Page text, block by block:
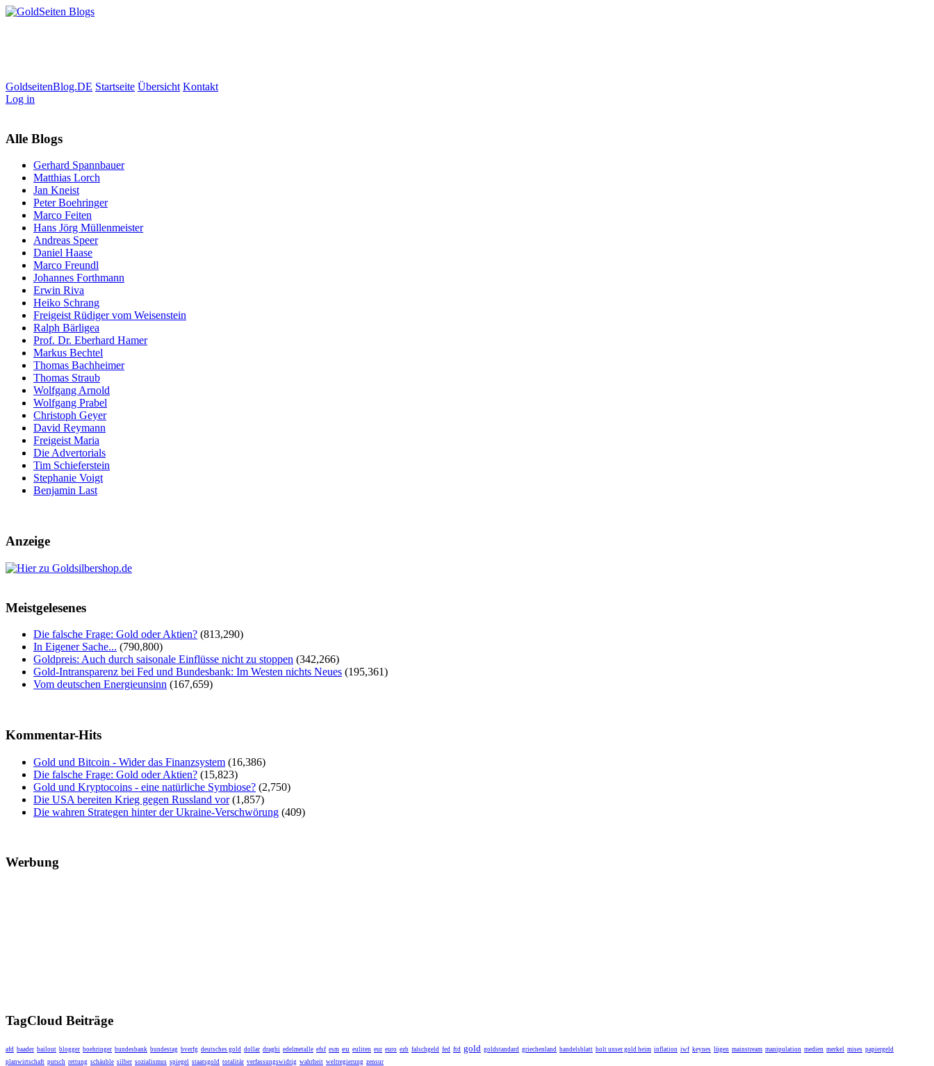
GoldseitenBlog.DE Startseite Übersicht Kontakt
Log in
Alle Blogs
Gerhard Spannbauer
Matthias Lorch
Jan Kneist
Peter Boehringer
Marco Feiten
Hans Jörg Müllenmeister
Andreas Speer
Daniel Haase
Marco Freundl
Johannes Forthmann
Erwin Riva
Heiko Schrang
Freigeist Rüdiger vom Weisenstein
Ralph Bärligea
Prof. Dr. Eberhard Hamer
Markus Bechtel
Thomas Bachheimer
Thomas Straub
Wolfgang Arnold
Wolfgang Prabel
Christoph Geyer
David Reymann
Freigeist Maria
Die Advertorials
Tim Schieferstein
Stephanie Voigt
Benjamin Last
Anzeige
Meistgelesenes
Die falsche Frage: Gold oder Aktien? (813,290)
In Eigener Sache... (790,800)
Goldpreis: Auch durch saisonale Einflüsse nicht zu stoppen (342,266)
Gold-Intransparenz bei Fed und Bundesbank: Im Westen nichts Neues (195,361)
Vom deutschen Energieunsinn (167,659)
Kommentar-Hits
Gold und Bitcoin - Wider das Finanzsystem (16,386)
Die falsche Frage: Gold oder Aktien? (15,823)
Gold und Kryptocoins - eine natürliche Symbiose? (2,750)
Die USA bereiten Krieg gegen Russland vor (1,857)
Die wahren Strategen hinter der Ukraine-Verschwörung (409)
Werbung
TagCloud Beiträge
afd baader bailout blogger boehringer bundesbank bundestag bverfg deutsches gold dollar draghi edelmetalle efsf esm eu euliten eur euro ezb falschgeld fed ftd gold goldstandard griechenland handelsblatt holt unser gold heim inflation iwf keynes lügen mainstream manipulation medien merkel mises papiergeld
planwirtschaft putsch rettung schäuble silber sozialismus spiegel staatsgold totalitär verfassungswidrig wahrheit weltregierung zensur